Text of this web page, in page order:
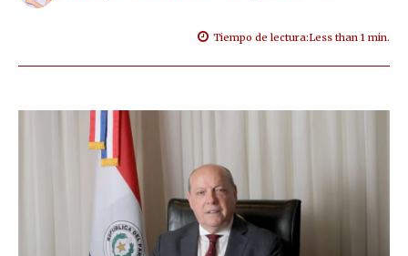
Tiempo de lectura:Less than 1 min.